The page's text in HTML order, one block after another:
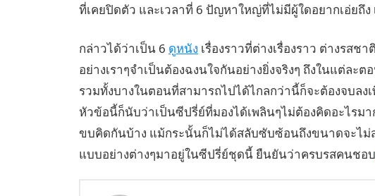
ที่เคยปิดตัว และเวลาที่ 6 ปัญหาใหญ่ที่ไม่มีผู้ใดอยากเอ่ยถึ
กล่าวได้ว่าเป็น 6 ดูหนัง เรื่องราวที่ต่างเรื่องราว ต่างรส
อย่างเราๆจำเป็นต้องฉงนใจกันอย่างยิ่งจริงๆ ถึงในแต่ละ
รวมทั้งบางในตอนที่สามารถไปได้ไกลกว่านี้ก็จะต้องจบลง
หัวข้อนี้ก็นับว่าเป็นซีปรี่ย์ที่มองได้เพลินๆไม่ต้องคิดอะไรม
ขบคิดกันบ้าง แม้กระนั้นก็ไม่ได้สลับซับซ้อนถึงขนาดจะไม่
แบบอย่างต่างๆมาอยู่ในซีปรี่ย์ชุดนี้ ยืนยันว่าครบรสคนชอบ